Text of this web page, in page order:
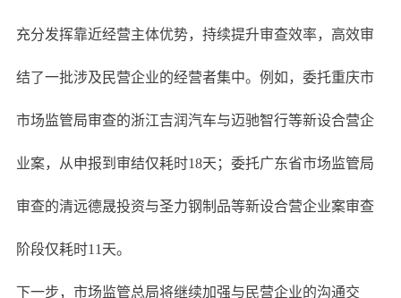
充分发挥靠近经营主体优势，持续提升审查效率，高效审
结了一批涉及民营企业的经营者集中。例如，委托重庆市
市场监管局审查的浙江吉润汽车与迈驰智行等新设合营企
业案，从申报到审结仅耗时18天；委托广东省市场监管局
审查的清远德晟投资与圣力钢制品等新设合营企业案审查
阶段仅耗时11天。
下一步，市场监管总局将继续加强与民营企业的沟通交